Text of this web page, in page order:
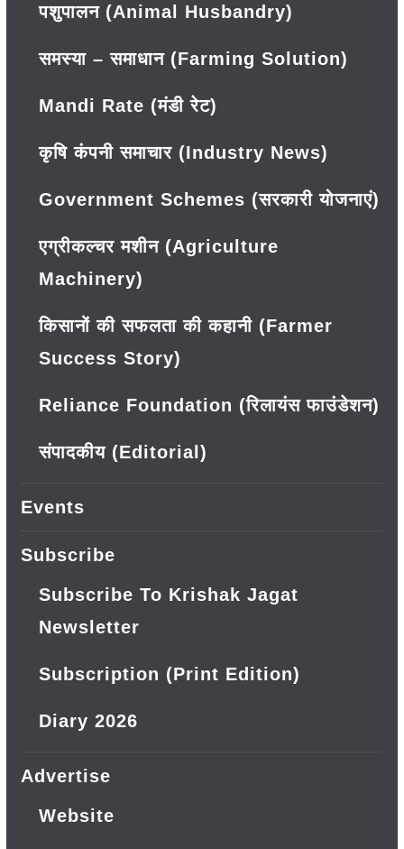
पशुपालन (Animal Husbandry)
समस्या – समाधान (Farming Solution)
Mandi Rate (मंडी रेट)
कृषि कंपनी समाचार (Industry News)
Government Schemes (सरकारी योजनाएं)
एग्रीकल्चर मशीन (Agriculture
Machinery)
किसानों की सफलता की कहानी (Farmer
Success Story)
Reliance Foundation (रिलायंस फाउंडेशन)
संपादकीय (Editorial)
Events
Subscribe
Subscribe To Krishak Jagat
Newsletter
Subscription (Print Edition)
Diary 2026
Advertise
Website